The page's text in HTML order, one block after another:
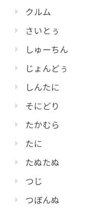
クルム
さいとぅ
しゅーちん
じょんどぅ
しんたに
そにどり
たかむら
たに
たぬたぬ
つじ
つぼんぬ